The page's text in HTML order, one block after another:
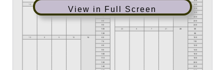
View in Full Screen